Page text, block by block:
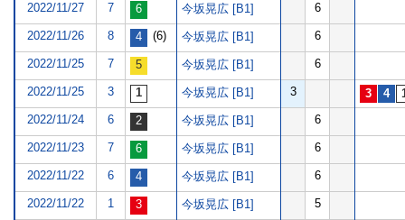
2022/11/27
7 今坂晃広 [B1] 6
2022/11/26 8 (6) 今坂晃広 [B1] 6
2022/11/25 7 今坂晃広 [B1] 6
2022/11/25 3 今坂晃広 [B1] 3
2022/11/24 6 今坂晃広 [B1] 6
2022/11/23 7 今坂晃広 [B1] 6
2022/11/22 6 今坂晃広 [B1] 6
2022/11/22 1 今坂晃広 [B1] 5